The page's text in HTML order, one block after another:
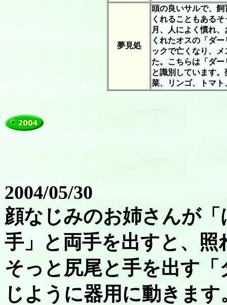
夢見処
頭の良いサルで、
くれることもある
月、人によく慣れ
くれたオスの「ダ
ックで亡くなり、
た。こちらは「ダ
と識別しています
菜、リンゴ、トマ
2004/05/30
顔なじみのお姉さんが「
手」と両手を出すと、照
そっと尻尾と手を出す
じように器用に動きま